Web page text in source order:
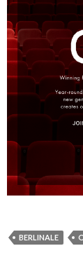
BERLINALE